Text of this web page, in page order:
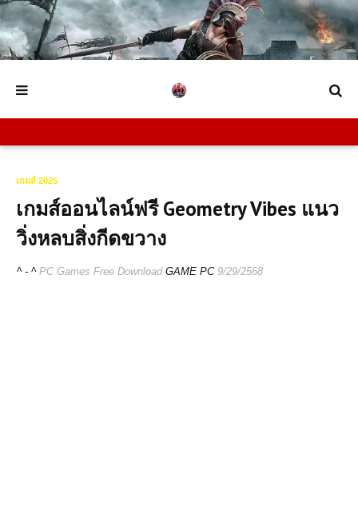
เกมส์ 2025
เกมส์ออนไลน์ฟรี Geometry Vibes แนว
วิ่งหลบสิ่งกีดขวาง
^ - ^ PC Games Free Download GAME PC9/29/2568